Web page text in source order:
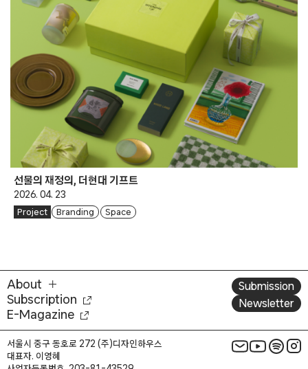
선물의 재정의, 더현대 기프트
2026. 04. 23
Project Branding Space
About
Subscription
E-Magazine
Submission
Newsletter
서울시 중구 동호로 272 (주)디자인하우스
대표자. 이영혜